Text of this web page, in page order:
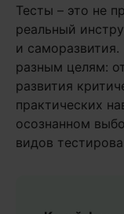
Тесты – это не
реальный
и
разным целям:
развития
практических
осознанном
видов